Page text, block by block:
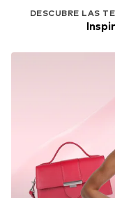
DESCUBRE LAS